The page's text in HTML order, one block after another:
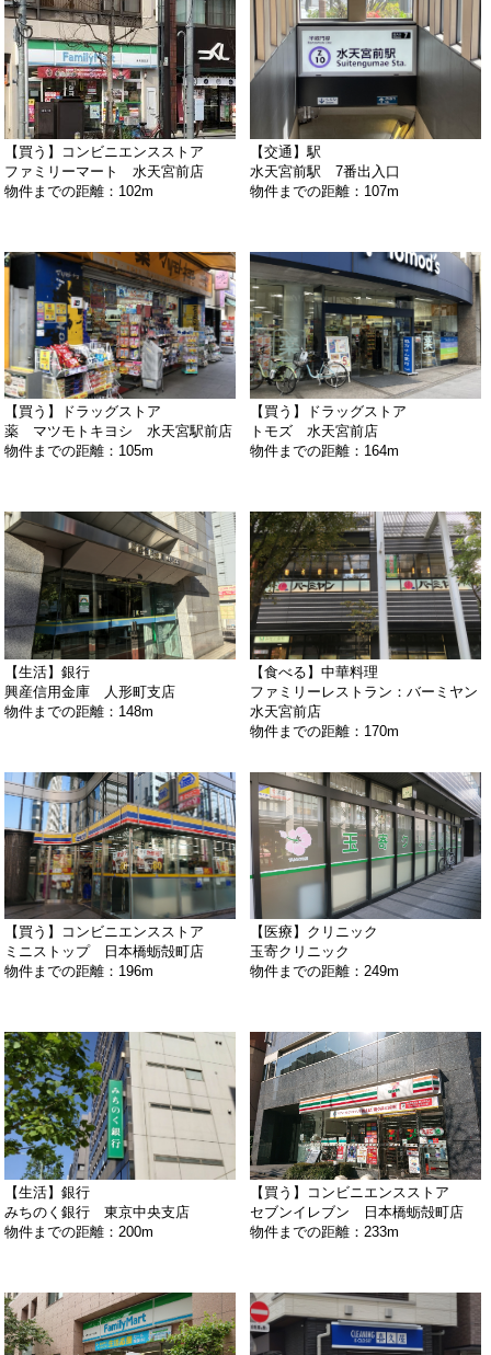
【買う】コンビニエンスストア
ファミリーマート 水天宮前店
物件までの距離：102m
【交通】駅
水天宮前駅 7番出入口
物件までの距離：107m
【買う】ドラッグストア
薬 マツモトキヨシ 水天宮駅前店
物件までの距離：105m
【買う】ドラッグストア
トモズ 水天宮前店
物件までの距離：164m
【生活】銀行
興産信用金庫 人形町支店
物件までの距離：148m
【食べる】中華料理
ファミリーレストラン：バーミヤン
水天宮前店
物件までの距離：170m
【買う】コンビニエンスストア
ミニストップ 日本橋蛎殻町店
物件までの距離：196m
【医療】クリニック
玉寄クリニック
物件までの距離：249m
【生活】銀行
みちのく銀行 東京中央支店
物件までの距離：200m
【買う】コンビニエンスストア
セブンイレブン 日本橋蛎殻町店
物件までの距離：233m